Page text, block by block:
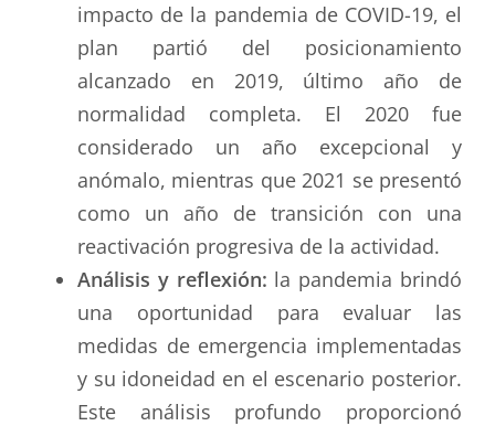
impacto de la pandemia de COVID-19, el
plan partió del posicionamiento
alcanzado en 2019, último año de
normalidad completa. El 2020 fue
considerado un año excepcional y
anómalo, mientras que 2021 se presentó
como un año de transición con una
reactivación progresiva de la actividad.
Análisis y reflexión: la pandemia brindó
una oportunidad para evaluar las
medidas de emergencia implementadas
y su idoneidad en el escenario posterior.
Este análisis profundo proporcionó